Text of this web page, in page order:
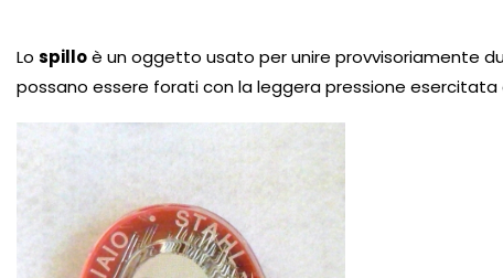
Lo spilloè un oggetto usato per unire provvisoriamente
possano essere forati con la leggera pressione esercitata